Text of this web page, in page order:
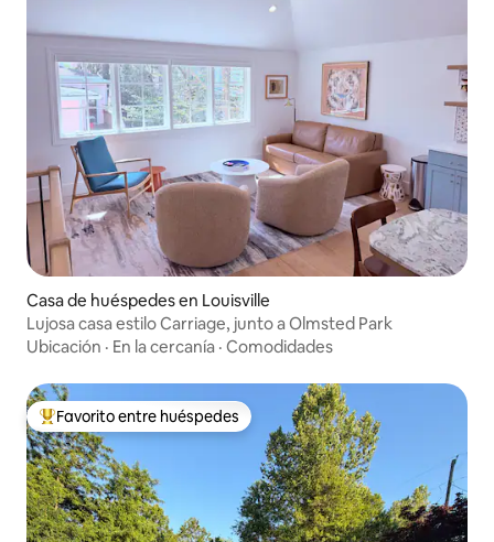
Casa de huéspedes en Louisville
Lujosa casa estilo Carriage, junto a Olmsted Park
Ubicación · En la cercanía · Comodidades
Favorito entre huéspedes preferido
Favorito entre huéspedes